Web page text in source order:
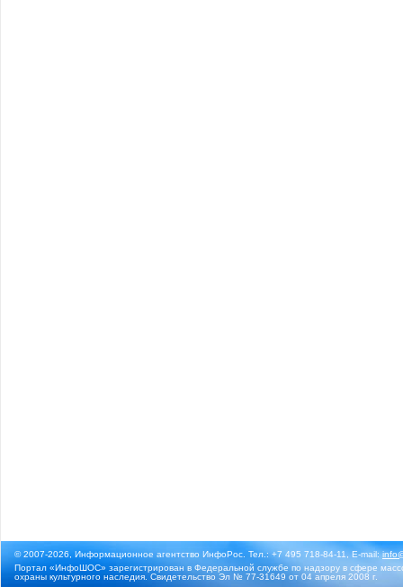
© 2007-2026, Информационное агентство ИнфоРос. Тел.: +7 495 718-84-11, E-mail:
Портал «ИнфоШОС» зарегистрирован в Федеральной службе по надзору в сфере
охраны культурного наследия. Свидетельство Эл № 77-31649 от 04 апреля 2008 г.